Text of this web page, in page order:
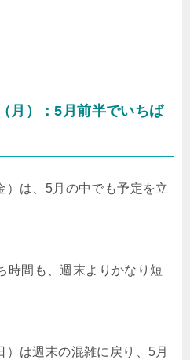
月）：5月前半でいちば
）は、5月の中でも予定を立
時間も、週末よりかなり短
は週末の混雑に戻り、5月